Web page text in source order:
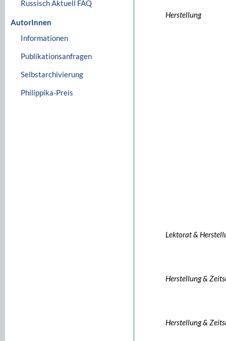
Russisch Aktuell FAQ
AutorInnen
Informationen
Publikationsanfragen
Selbstarchivierung
Philippika-Preis
Herstellung
Lektorat &
Herstellung &
Herstellung &